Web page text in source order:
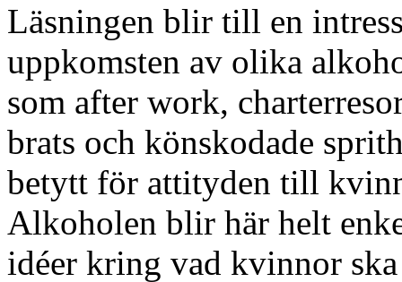
Läsningen blir till en
uppkomsten av olika
som after work,
brats och könskodade
betytt för attityden till
Alkoholen blir här helt
idéer kring vad kvinnor